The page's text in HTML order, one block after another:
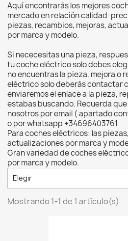
Aquí encontrarás los mejores
mercado en relación calidad-
piezas, recambios, mejoras,
por marca y modelo.
Si nececesitas una pieza,
tu coche eléctrico solo debes
no encuentras la pieza, mejora o
eléctrico solo deberás contactar
enviaremos el enlace a la pieza,
estabas buscando. Recuerda
nosotros por email ( apartado
o por whatsapp +34696403761
Para coches eléctricos: las
actualizaciones por marca y
Gran variedad de coches
por marca y modelo.
Elegir
Mostrando 1-1 de 1 artículo(s)